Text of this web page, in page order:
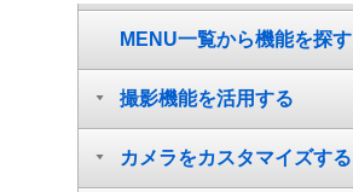
MENU一覧から機能を探す
撮影機能を活用する
カメラをカスタマイズする